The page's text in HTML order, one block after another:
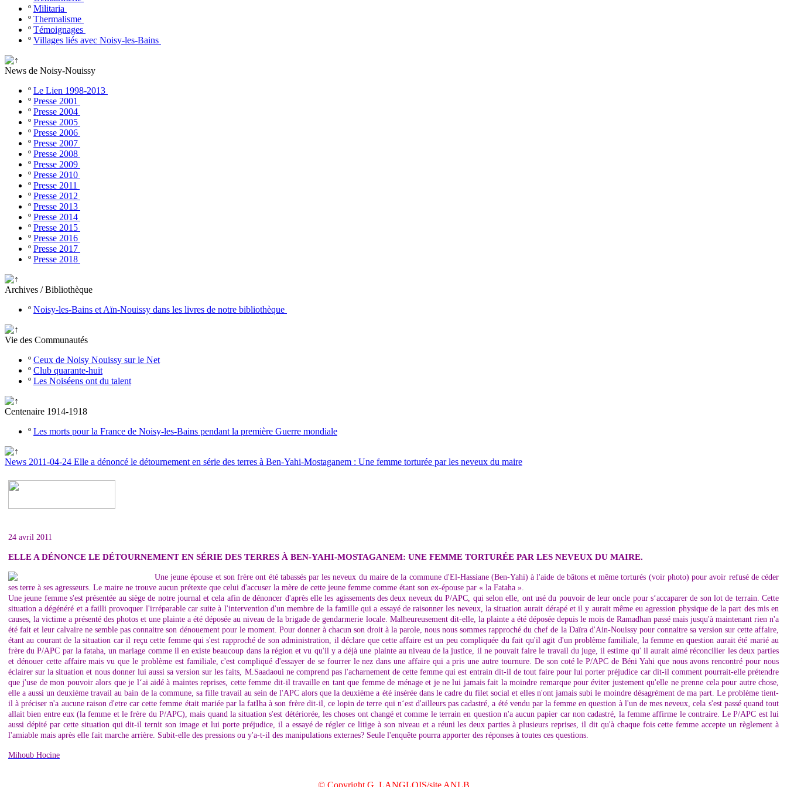
º Militaria
º Thermalisme
º Témoignages
º Villages liés avec Noisy-les-Bains
News de Noisy-Nouissy
º Le Lien 1998-2013
º Presse 2001
º Presse 2004
º Presse 2005
º Presse 2006
º Presse 2007
º Presse 2008
º Presse 2009
º Presse 2010
º Presse 2011
º Presse 2012
º Presse 2013
º Presse 2014
º Presse 2015
º Presse 2016
º Presse 2017
º Presse 2018
Archives / Bibliothèque
º Noisy-les-Bains et Aïn-Nouissy dans les livres de notre bibliothèque
Vie des Communautés
º Ceux de Noisy Nouissy sur le Net
º Club quarante-huit
º Les Noiséens ont du talent
Centenaire 1914-1918
º Les morts pour la France de Noisy-les-Bains pendant la première Guerre mondiale
News 2011-04-24 Elle a dénoncé le détournement en série des terres à Ben-Yahi-Mostaganem : Une femme torturée par les neveux du maire
24 avril 2011
ELLE A DÉNONCE LE DÉTOURNEMENT EN SÉRIE DES TERRES À BEN-YAHI-MOSTAGANEM: UNE FEMME TORTURÉE PAR LES NEVEUX DU MAIRE.
Une jeune épouse et son frère ont été tabassés par les neveux du maire de la commune d'El-Hassiane (Ben-Yahi) à l'aide de bâtons et même torturés (voir photo) pour avoir refusé de céder
ses terre à ses agresseurs. Le maire ne trouve aucun prétexte que celui d'accuser la mère de cette jeune femme comme étant son ex-épouse par « la Fataha ».
Une jeune femme s'est présentée au siège de notre journal et cela afin de dénoncer d'après elle les agissements des deux neveux du P/APC, qui selon elle, ont usé du pouvoir de leur oncle pour s‘accaparer de son lot de terrain. Cette
situation a dégénéré et a failli provoquer l'irréparable car suite à l'intervention d'un membre de la famille qui a essayé de raisonner les neveux, la situation aurait dérapé et il y aurait même eu agression physique de la part des mis en
causes, la victime a présenté des photos et une plainte a été déposée au niveau de la brigade de gendarmerie locale. Malheureusement dit-elle, la plainte a été déposée depuis le mois de Ramadhan passé mais jusqu'à maintenant rien n'a
été fait et leur calvaire ne semble pas connaitre son dénouement pour le moment. Pour donner à chacun son droit à la parole, nous nous sommes rapproché du chef de la Daïra d'Ain-Nouissy pour connaitre sa version sur cette affaire,
étant au courant de la situation car il reçu cette femme qui s'est rapproché de son administration, il déclare que cette affaire est un peu compliquée du fait qu'il agit d'un problème familiale, la femme en question aurait été marié au
frère du P/APC par la fataha, un mariage comme il en existe beaucoup dans la région et vu qu'il y a déjà une plainte au niveau de la justice, il ne pouvait faire le travail du juge, il estime qu' il aurait aimé réconcilier les deux parties
et dénouer cette affaire mais vu que le problème est familiale, c'est compliqué d'essayer de se fourrer le nez dans une affaire qui a pris une autre tournure. De son coté le P/APC de Béni Yahi que nous avons rencontré pour nous
éclairer sur la situation et nous donner lui aussi sa version sur les faits, M.Saadaoui ne comprend pas l'acharnement de cette femme qui est entrain dit-il de tout faire pour lui porter préjudice car dit-il comment pourrait-elle prétendre
que j'use de mon pouvoir alors que je l‘ai aidé à maintes reprises, cette femme dit-il travaille en tant que femme de ménage et je ne lui jamais fait la moindre remarque pour éviter justement qu'elle ne prenne cela pour autre chose,
elle a aussi un deuxième travail au bain de la commune, sa fille travail au sein de l'APC alors que la deuxième a été insérée dans le cadre du filet social et elles n'ont jamais subi le moindre désagrément de ma part. Le problème tient-
il à préciser n'a aucune raison d'etre car cette femme était mariée par la fatIha à son frère dit-il, ce lopin de terre qui n‘est d'ailleurs pas cadastré, a été vendu par la femme en question à l'un de mes neveux, cela s'est passé quand tout
allait bien entre eux (la femme et le frère du P/APC), mais quand la situation s'est détériorée, les choses ont changé et comme le terrain en question n'a aucun papier car non cadastré, la femme affirme le contraire. Le P/APC est lui
aussi dépité par cette situation qui dit-il ternit son image et lui porte préjudice, il a essayé de régler ce litige à son niveau et a réuni les deux parties à plusieurs reprises, il dit qu'à chaque fois cette femme accepte un règlement à
l'amiable mais après elle fait marche arrière. Subit-elle des pressions ou y'a-t-il des manipulations externes? Seule l'enquête pourra apporter des réponses à toutes ces questions.
Mihoub Hocine
© Copyright G. LANGLOIS/site ANLB